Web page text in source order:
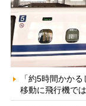
「約5時間かか
移動に飛行機で